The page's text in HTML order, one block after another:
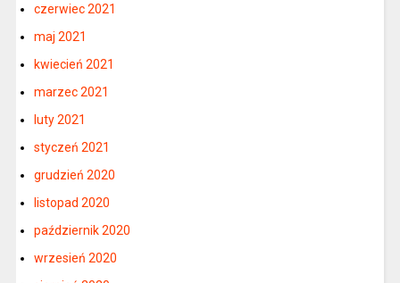
czerwiec 2021
maj 2021
kwiecień 2021
marzec 2021
luty 2021
styczeń 2021
grudzień 2020
listopad 2020
październik 2020
wrzesień 2020